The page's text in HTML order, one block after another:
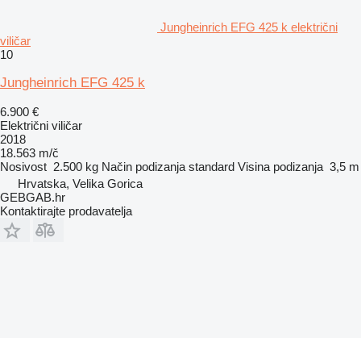
Jungheinrich EFG 425 k električni
viličar
10
Jungheinrich EFG 425 k
6.900 €
Električni viličar
2018
18.563 m/č
Nosivost 2.500 kg Način podizanja standard Visina podizanja 3,5 m
Hrvatska, Velika Gorica
GEBGAB.hr
Kontaktirajte prodavatelja